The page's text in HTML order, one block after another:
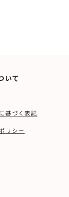
いて
基づく表記
リシー